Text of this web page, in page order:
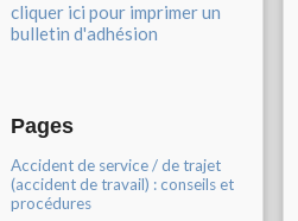
cliquer ici pour imprimer un
bulletin d'adhésion
Pages
Accident de service / de trajet
(accident de travail) : conseils et
procédures